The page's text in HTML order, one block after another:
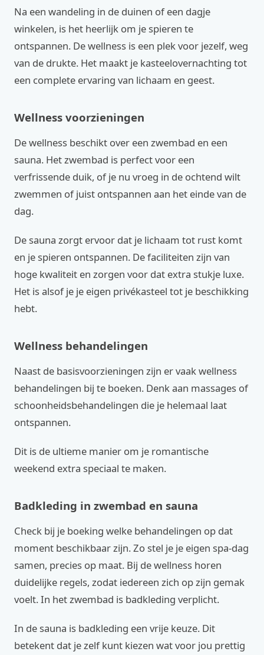
Na een wandeling in de duinen of een dagje
winkelen, is het heerlijk om je spieren te
ontspannen. De wellness is een plek voor jezelf, weg
van de drukte. Het maakt je kasteelovernachting tot
een complete ervaring van lichaam en geest.
Wellness voorzieningen
De wellness beschikt over een zwembad en een
sauna. Het zwembad is perfect voor een
verfrissende duik, of je nu vroeg in de ochtend wilt
zwemmen of juist ontspannen aan het einde van de
dag.
De sauna zorgt ervoor dat je lichaam tot rust komt
en je spieren ontspannen. De faciliteiten zijn van
hoge kwaliteit en zorgen voor dat extra stukje luxe.
Het is alsof je je eigen privékasteel tot je beschikking
hebt.
Wellness behandelingen
Naast de basisvoorzieningen zijn er vaak wellness
behandelingen bij te boeken. Denk aan massages of
schoonheidsbehandelingen die je helemaal laat
ontspannen.
Dit is de ultieme manier om je romantische
weekend extra speciaal te maken.
Badkleding in zwembad en sauna
Check bij je boeking welke behandelingen op dat
moment beschikbaar zijn. Zo stel je je eigen spa-dag
samen, precies op maat. Bij de wellness horen
duidelijke regels, zodat iedereen zich op zijn gemak
voelt. In het zwembad is badkleding verplicht.
In de sauna is badkleding een vrije keuze. Dit
betekent dat je zelf kunt kiezen wat voor jou prettig